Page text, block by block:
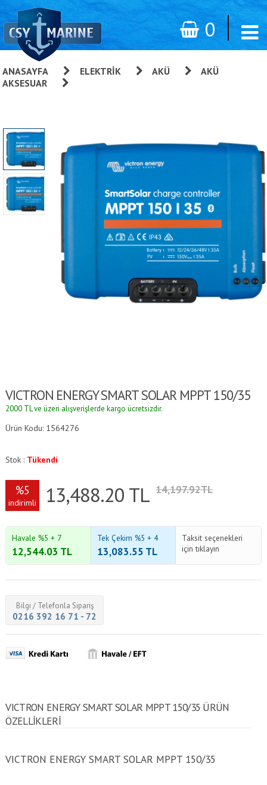
0
ANASAYFA ELEKTRIK AKÜ
AKÜ
AKSESUAR
VICTRON ENERGY SMART SOLAR MPPT 150/35
2000 TL ve üzeri alışverişlerde kargo ücretsizdir.
Ürün Kodu: 1564276
Stok : Tükendi
%5
indirimli 13,488.20 TL 14,197.92TL
Havale %5 + 7
12,544.03 TL
Tek Çekim %5 + 4
13,083.55 TL
Taksit seçenekleri
için tıklayın
Bilgi / Telefonla Sipariş
0216 392 16 71 - 72
VICTRON ENERGY SMART SOLAR MPPT 150/35 ÜRÜN
ÖZELLİKLERİ
VICTRON ENERGY SMART SOLAR MPPT 150/35